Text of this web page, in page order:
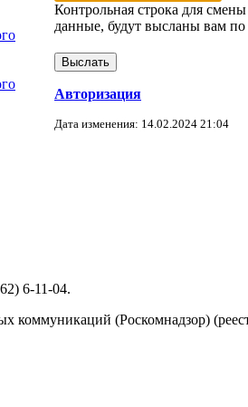
Контрольная строка для
данные, будут высланы вам по
Авторизация
Дата изменения: 14.02.2024 21:04
6-11-04.
коммуникаций (Роскомнадзор)